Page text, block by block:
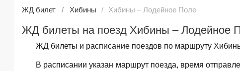
ЖД билет Хибины Хибины – Лодейное Поле
ЖД билеты на поезд Хибины – Лодейное
ЖД билеты и расписание поездов по маршруту
В расписании указан маршрут поезда, время